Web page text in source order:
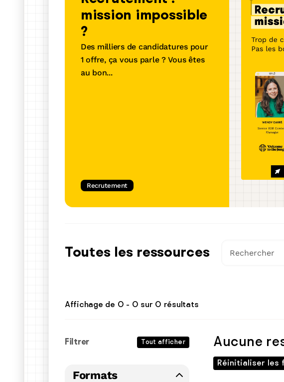
Welcome Hiring Suite
Une solution tout-en-un avec 4 produits
vous démarquer et trouver les talents faits
pour vous
mission impossible
?
Des milliers de candidatures pour
1 offre, ça vous parle ? Vous êtes
au bon...
Recrutement
Toutes les ressources Il s'agit d'un
Affichage de 0 - 0 sur 0 résultats
Filtrer Tout afficher
Formats
Aucune
Réinitialiser les